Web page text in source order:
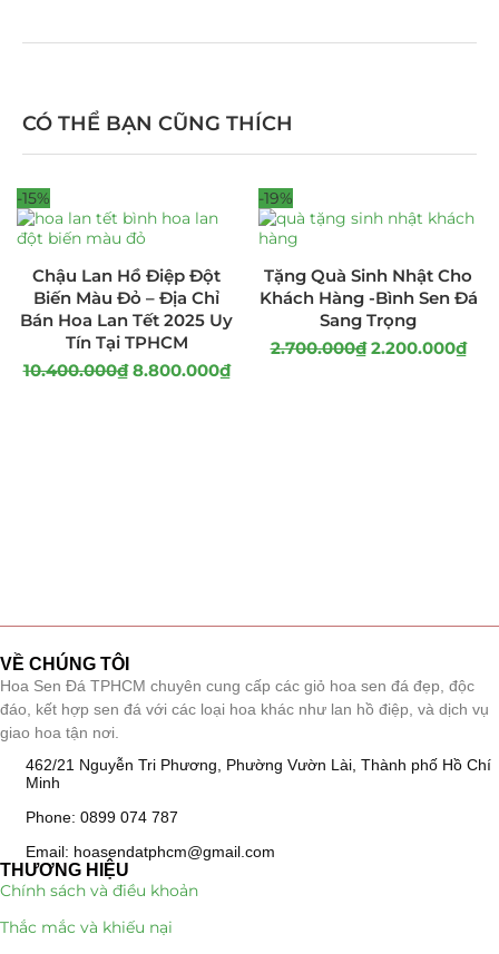
CÓ THỂ BẠN CŨNG THÍCH
-15%
Chậu Lan Hồ Điệp Đột
Biến Màu Đỏ – Địa Chỉ
Bán Hoa Lan Tết 2025 Uy
Tín Tại TPHCM
10.400.000₫ 8.800.000₫
-19%
Tặng Quà Sinh Nhật Cho
Khách Hàng -Bình Sen Đá
Sang Trọng
2.700.000₫ 2.200.000₫
VỀ CHÚNG TÔI
Hoa Sen Đá TPHCM chuyên cung cấp các giỏ hoa sen đá đẹp, độc
đáo, kết hợp sen đá với các loại hoa khác như lan hồ điệp, và dịch vụ
giao hoa tận nơi.
462/21 Nguyễn Tri Phương, Phường Vườn Lài, Thành phố Hồ Chí
Minh
Phone: 0899 074 787
Email: hoasendatphcm@gmail.com
THƯƠNG HIỆU
Chính sách và điều khoản
Thắc mắc và khiếu nại